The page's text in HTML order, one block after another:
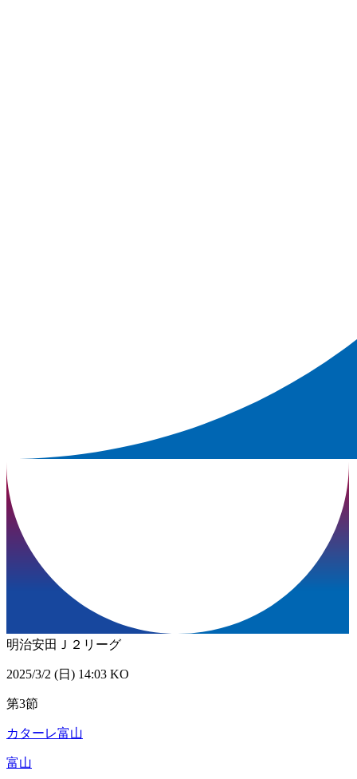
明治安田Ｊ２リーグ
2025/3/2 (日) 14:03 KO
第3節
カターレ富山
富山